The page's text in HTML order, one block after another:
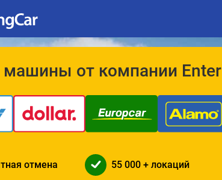
машины от компании
отмена 55 000 + локаций